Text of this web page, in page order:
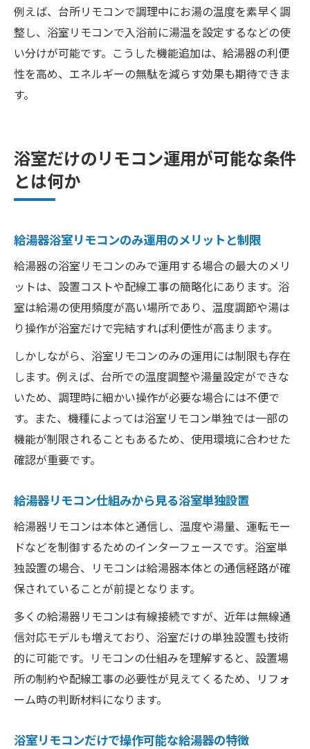
例えば、台所リモコンで調理中にお湯の温度を素早く調
整し、浴室リモコンで入浴前に湯温を設定するなどの使
い分けが可能です。こうした機能追加は、給湯器の利便
性を高め、エネルギーの無駄を減らす効果も期待できま
す。
浴室だけのリモコン運用が可能な条件
とは何か
給湯器浴室リモコンのみ運用のメリットと制限
給湯器の浴室リモコンのみで運用する場合の最大のメリ
ットは、設置コストや配線工事の簡略化にあります。浴
室は給湯の使用頻度が高い場所であり、温度調節や湯は
り操作が浴室だけで完結すれば利便性が高まります。
しかしながら、浴室リモコンのみの運用には制限も存在
します。例えば、台所での温度調整や湯量設定ができな
いため、調理時に細かい操作が必要な場合には不便で
す。また、機種によっては浴室リモコン単独では一部の
機能が制限されることもあるため、使用環境に合わせた
確認が重要です。
給湯器リモコン仕組みから見る浴室単独設置
給湯器リモコンは本体と通信し、温度や湯量、運転モー
ドなどを制御するためのインターフェースです。浴室単
独設置の場合、リモコンは給湯器本体との通信経路が確
保されていることが前提となります。
多くの給湯器リモコンは有線接続ですが、近年は無線通
信対応モデルも増えており、浴室だけの単独設置も技術
的に可能です。リモコンの仕組みを理解すると、設置場
所の制約や配線工事の必要性が見えてくるため、リフォ
ーム時の判断材料になります。
浴室リモコンだけで操作可能な給湯器の特徴